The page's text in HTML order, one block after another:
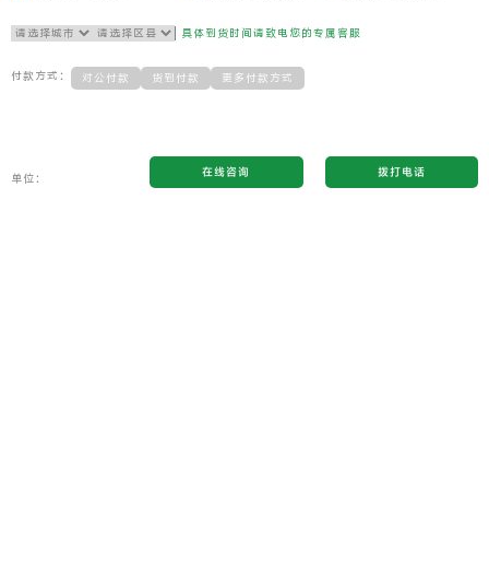
具体到货时间请致电您的专属客服
付款方式： 对公付款 货到付款 更多付款方式
单位： 在线咨询 拨打电话